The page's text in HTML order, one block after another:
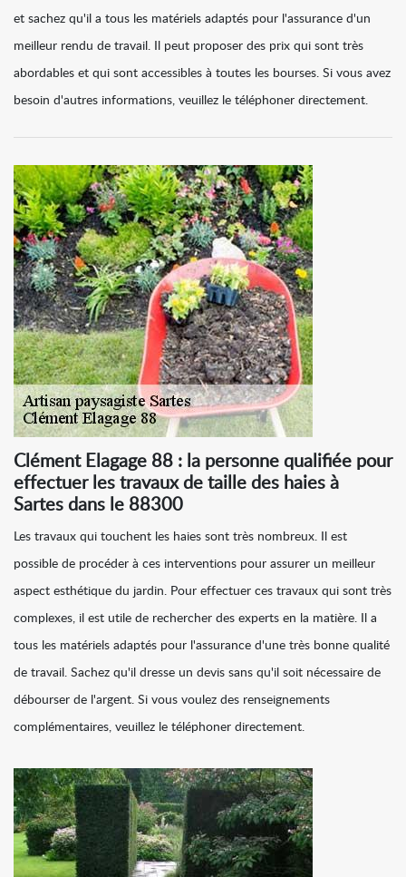
et sachez qu'il a tous les matériels adaptés pour l'assurance d'un
meilleur rendu de travail. Il peut proposer des prix qui sont très
abordables et qui sont accessibles à toutes les bourses. Si vous avez
besoin d'autres informations, veuillez le téléphoner directement.
Clément Elagage 88 : la personne qualifiée pour
effectuer les travaux de taille des haies à
Sartes dans le 88300
Les travaux qui touchent les haies sont très nombreux. Il est
possible de procéder à ces interventions pour assurer un meilleur
aspect esthétique du jardin. Pour effectuer ces travaux qui sont très
complexes, il est utile de rechercher des experts en la matière. Il a
tous les matériels adaptés pour l'assurance d'une très bonne qualité
de travail. Sachez qu'il dresse un devis sans qu'il soit nécessaire de
débourser de l'argent. Si vous voulez des renseignements
complémentaires, veuillez le téléphoner directement.